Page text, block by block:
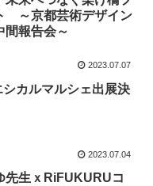
～京都芸術デザイン
間報告会～
2023.07.07
カルマルシェ出展決
2023.07.04
先生ｘRiFUKURUコ